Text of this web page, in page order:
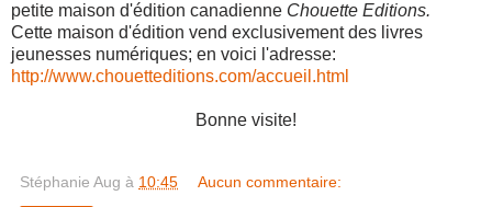
petite maison d'édition canadienne Chouette Editions.
Cette maison d'édition vend exclusivement des livres
jeunesses numériques; en voici l'adresse:
http://www.chouetteditions.com/accueil.html
Bonne visite!
Stéphanie Aug à 10:45 Aucun commentaire: